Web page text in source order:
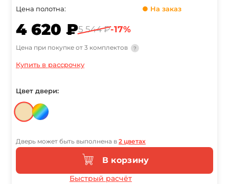
Цена полотна: ● На заказ
4 620 ₽5 544 ₽-17%
Цена при покупке от 3 комплектов ?
Купить в рассрочку
Цвет двери:
Дверь может быть выполнена в 2 цветах
В корзину
Быстрый расчёт